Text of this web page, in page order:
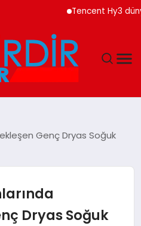
Tencent Hy3 dünya
Genç Dryas Soğuk
Dryas Soğuk